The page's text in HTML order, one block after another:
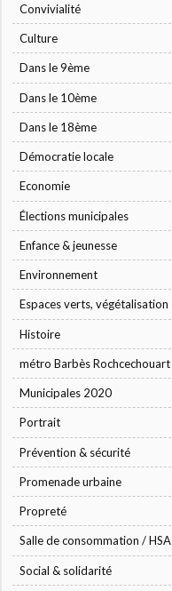
Convivialité
Culture
Dans le 9ème
Dans le 10ème
Dans le 18ème
Démocratie locale
Economie
Élections municipales
Enfance & jeunesse
Environnement
Espaces verts, végétalisation
Histoire
métro Barbès Rochcechouart
Municipales 2020
Portrait
Prévention & sécurité
Promenade urbaine
Propreté
Salle de consommation / HSA
Social & solidarité